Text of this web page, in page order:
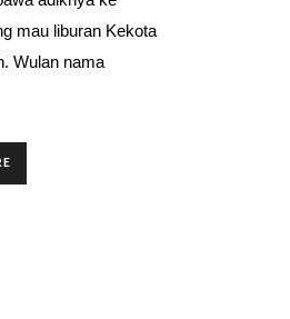
mau liburan Kekota
Wulan nama